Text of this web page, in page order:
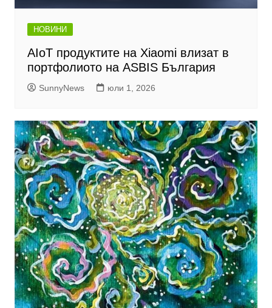
НОВИНИ
AIoT продуктите на Xiaomi влизат в
портфолиото на ASBIS България
SunnyNews юли 1, 2026